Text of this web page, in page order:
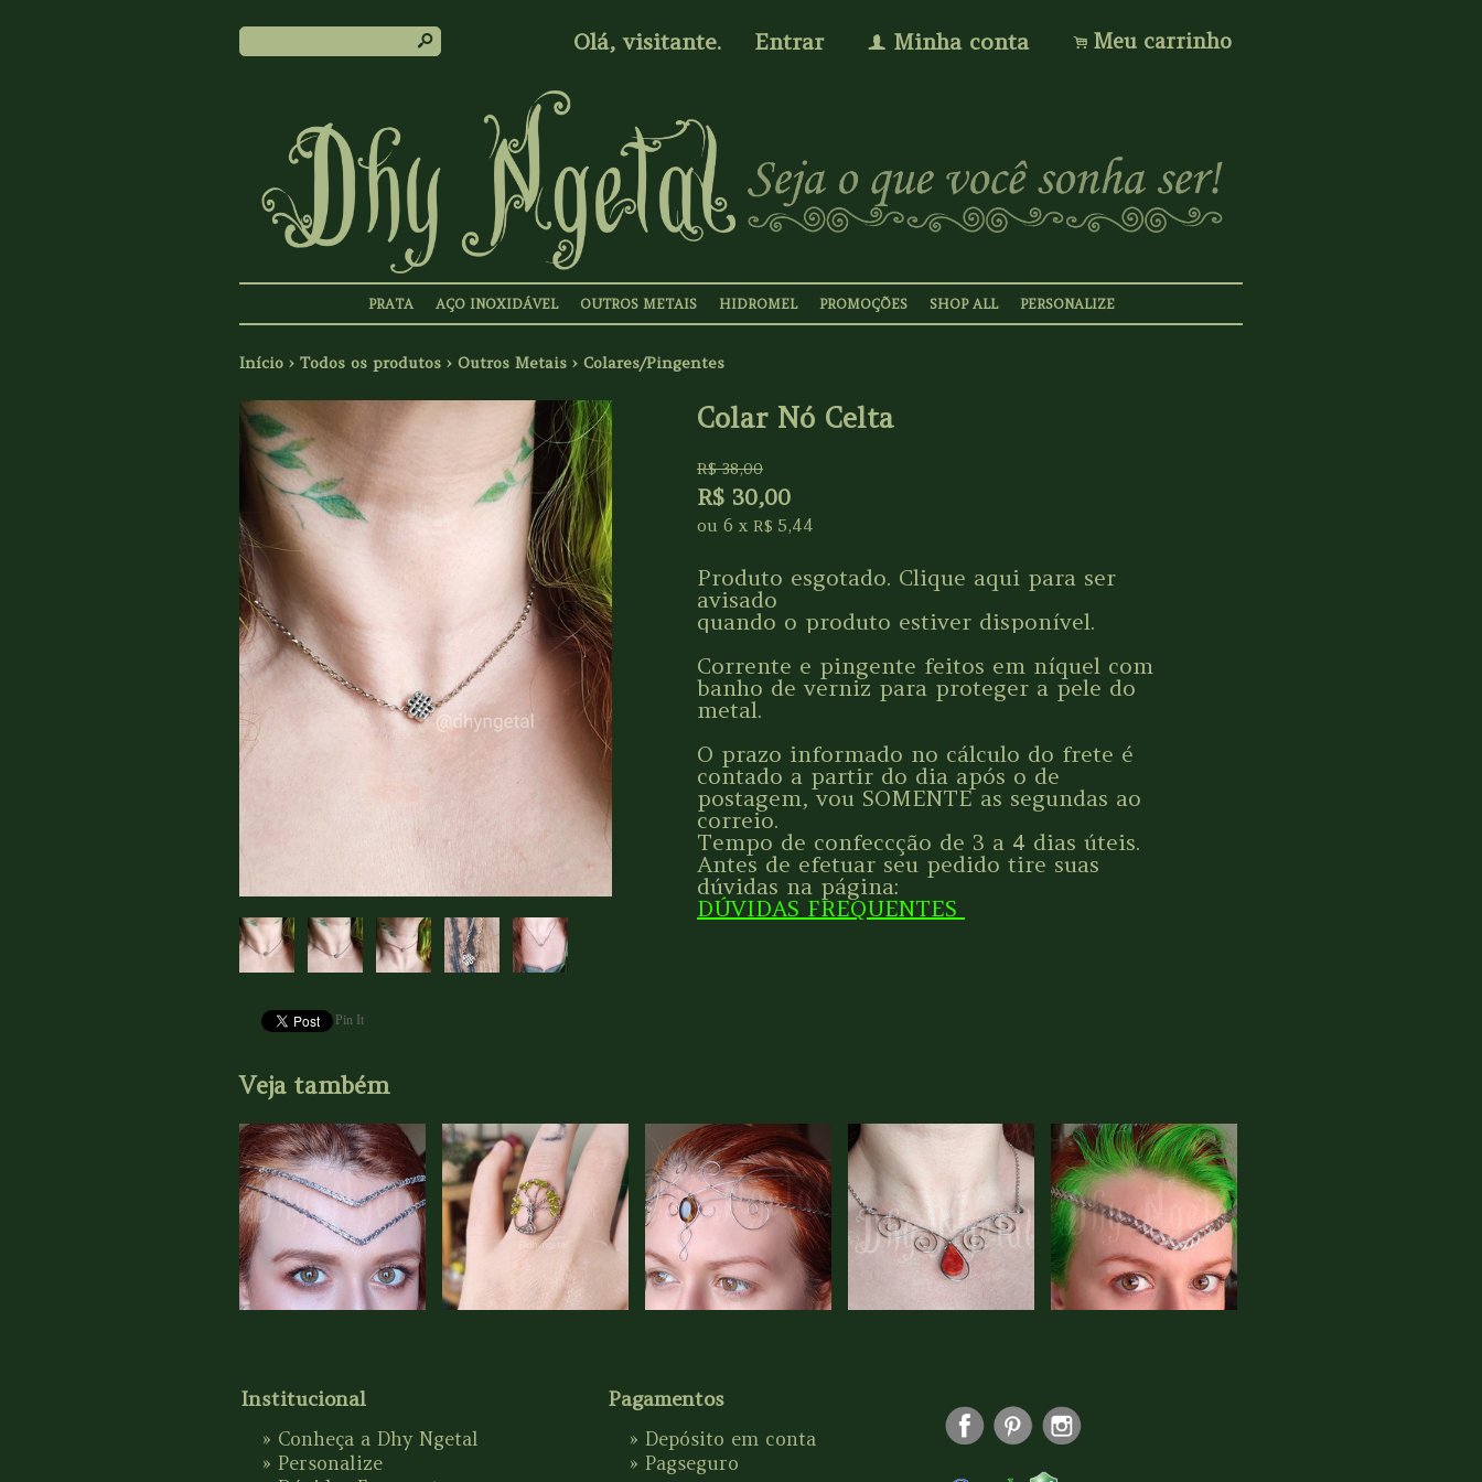
s Olá, visitante. Entrar f Minha conta . Meu carrinho
PRATA AÇO INOXIDÁVEL OUTROS METAIS HIDROMEL PROMOÇÕES SHOP ALL PERSONALIZE
Início › Todos os produtos › Outros Metais › Colares/Pingentes
Pin It
Colar Nó Celta
R$38,00
R$ 30,00
ou 6 x R$ 5,44
Produto esgotado. Clique aqui para ser
avisado
quando o produto estiver disponível.
Corrente e pingente feitos em níquel com
banho de verniz para proteger a pele do
metal.
O prazo informado no cálculo do frete é
contado a partir do dia após o de
postagem, vou SOMENTE as segundas ao
correio.
Tempo de confeccção de 3 a 4 dias úteis.
Antes de efetuar seu pedido tire suas
dúvidas na página:
DÚVIDAS FREQUENTES
Veja também
Institucional
» Conheça a Dhy Ngetal
» Personalize
Pagamentos
» Depósito em conta
» Pagseguro